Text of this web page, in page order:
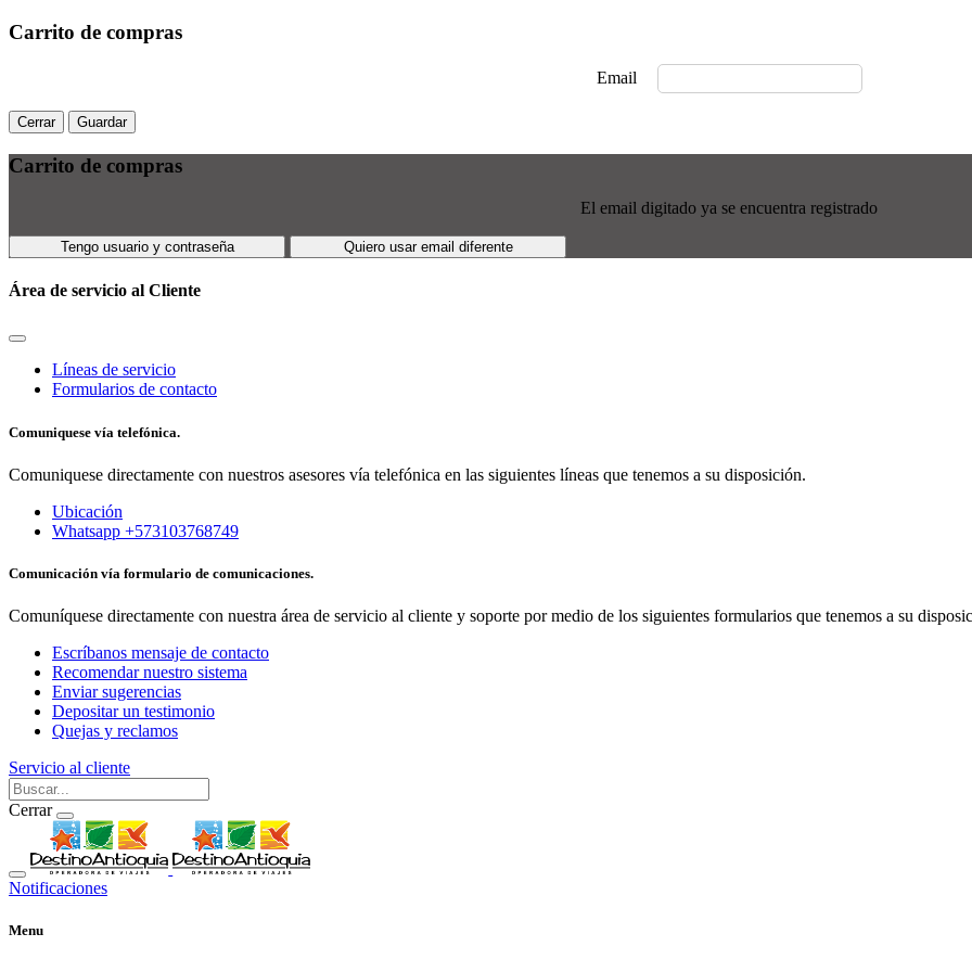
Carrito de compras
Email
Cerrar Guardar
Carrito de compras
El email digitado ya se encuentra registrado
Tengo usuario y contraseña Quiero usar email diferente
Área de servicio al Cliente
Líneas de servicio
Formularios de contacto
Comuniquese vía telefónica.
Comuniquese directamente con nuestros asesores vía telefónica en las siguientes líneas que tenemos a su disposición.
Ubicación
Whatsapp +573103768749
Comunicación vía formulario de comunicaciones.
Comuníquese directamente con nuestra área de servicio al cliente y soporte por medio de los siguientes formularios que tenemos a su
Escríbanos mensaje de contacto
Recomendar nuestro sistema
Enviar sugerencias
Depositar un testimonio
Quejas y reclamos
Servicio al cliente
Cerrar
Notificaciones
Menu